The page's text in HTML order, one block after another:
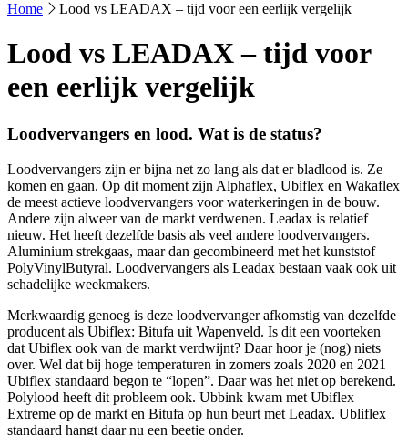
Home
Lood vs LEADAX – tijd voor een eerlijk vergelijk
Lood vs LEADAX – tijd voor
een eerlijk vergelijk
Loodvervangers en lood. Wat is de status?
Loodvervangers zijn er bijna net zo lang als dat er bladlood is. Ze
komen en gaan. Op dit moment zijn Alphaflex, Ubiflex en Wakaflex
de meest actieve loodvervangers voor waterkeringen in de bouw.
Andere zijn alweer van de markt verdwenen. Leadax is relatief
nieuw. Het heeft dezelfde basis als veel andere loodvervangers.
Aluminium strekgaas, maar dan gecombineerd met het kunststof
PolyVinylButyral. Loodvervangers als Leadax bestaan vaak ook uit
schadelijke weekmakers.
Merkwaardig genoeg is deze loodvervanger afkomstig van dezelfde
producent als Ubiflex: Bitufa uit Wapenveld. Is dit een voorteken
dat Ubiflex ook van de markt verdwijnt? Daar hoor je (nog) niets
over. Wel dat bij hoge temperaturen in zomers zoals 2020 en 2021
Ubiflex standaard begon te “lopen”. Daar was het niet op berekend.
Polylood heeft dit probleem ook. Ubbink kwam met Ubiflex
Extreme op de markt en Bitufa op hun beurt met Leadax. Ubliflex
standaard hangt daar nu een beetje onder.